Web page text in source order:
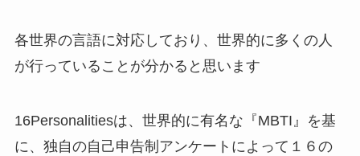
各世界の言語に対応しており、世界的に多くの人
が行っていることが分かると思います
16Personalitiesは、世界的に有名な『MBTI』を基
に、独自の自己申告制アンケートによって１６の